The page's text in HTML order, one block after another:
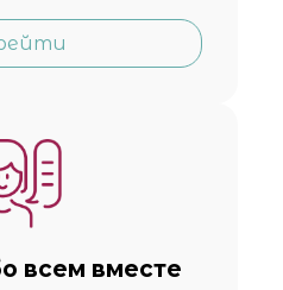
всем вместе